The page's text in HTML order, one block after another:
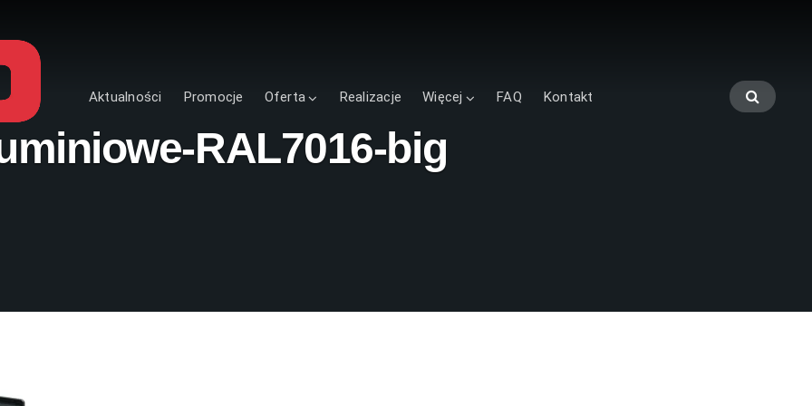
Aktualności Promocje Oferta Realizacje Więcej FAQ Kontakt
RAL7016-big